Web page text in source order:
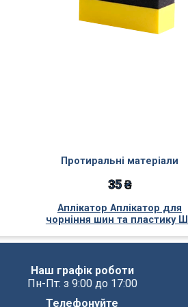
Протиральні матеріали
35 ₴
Аплікатор Аплікатор для
чорніння шин та пластику
Наш графік роботи
Пн-Пт: з 9:00 до 17:00
Телефонуйте